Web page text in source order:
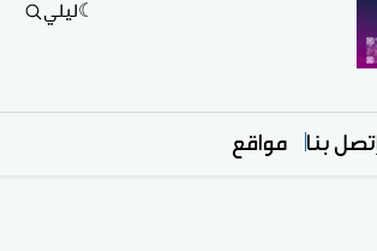
ليلي
إتصل بنا مواقع